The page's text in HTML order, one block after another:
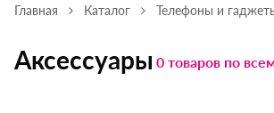
Главная Каталог Телефоны и
Аксессуары 0 товаров по